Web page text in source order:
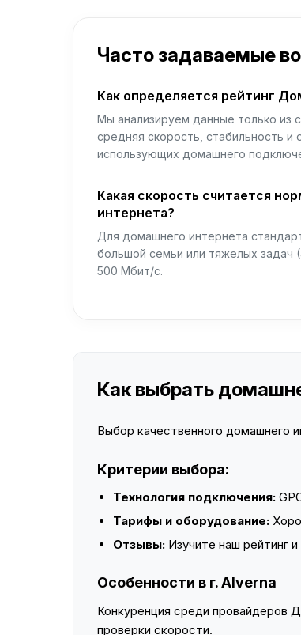
Часто задаваемые
Как определяется рейтинг
Мы анализируем данные только из
средняя скорость, стабильность и
использующих домашнего
Какая скорость считается
интернета?
Для домашнего интернета
большой семьи или тяжелых задач
500 Мбит/с.
Как выбрать
Выбор качественного домашнего
Критерии выбора:
Технология подключения:
Тарифы и оборудование:
Отзывы: Изучите наш рейтинг
Особенности в г. Alverna
Конкуренция среди провайдеров
проверки скорости.